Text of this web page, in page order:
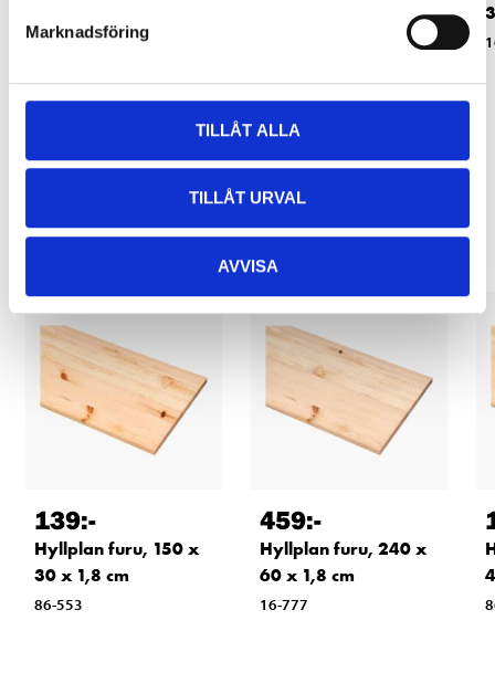
Marknadsföring
TILLÅT ALLA
TILLÅT URVAL
AVVISA
16-755
Relaterade produkter
139:-
Hyllplan furu, 150 x
30 x 1,8 cm
86-553
459:-
Hyllplan furu, 240 x
60 x 1,8 cm
16-777